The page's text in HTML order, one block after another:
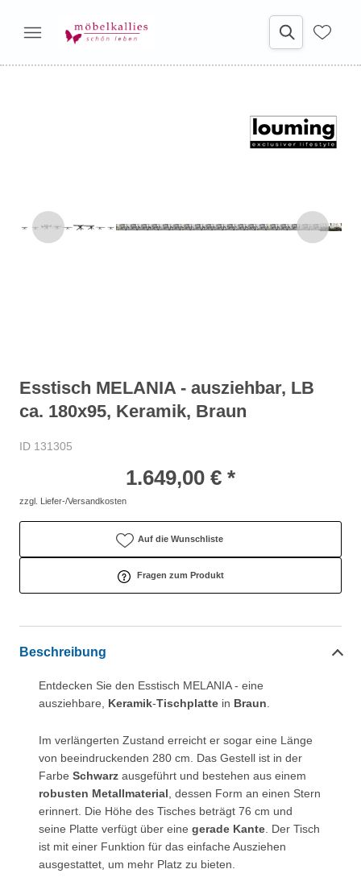
Esstisch MELANIA - ausziehbar, LB
ca. 180x95, Keramik, Braun
ID 131305
1.649,00 € *
zzgl. Liefer-/Versandkosten
Auf die Wunschliste
Fragen zum Produkt
Beschreibung
Entdecken Sie den Esstisch MELANIA - eine
ausziehbare, Keramik-Tischplatte in Braun
Im verlängerten Zustand erreicht er sogar eine Länge
von beeindruckenden 280 cm. Das Gestell ist in der
Farbe Schwarz ausgeführt und bestehen aus einem
robusten Metallmaterial , dessen Form an einen Stern
erinnert. Die Höhe des Tisches beträgt 76 cm und
seine Platte verfügt über eine gerade Kante . Der Tisch
ist mit einer Funktion für das einfache Ausziehen
ausgestattet, um mehr Platz zu bieten.